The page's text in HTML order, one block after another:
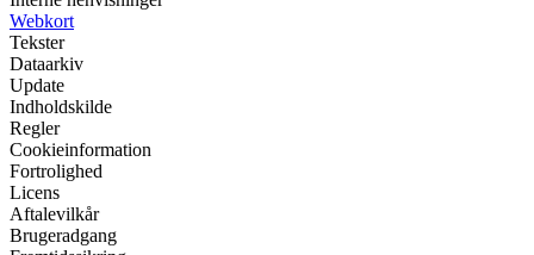
Webkort
Tekster
Dataarkiv
Update
Indholdskilde
Regler
Cookieinformation
Fortrolighed
Licens
Aftalevilkår
Brugeradgang